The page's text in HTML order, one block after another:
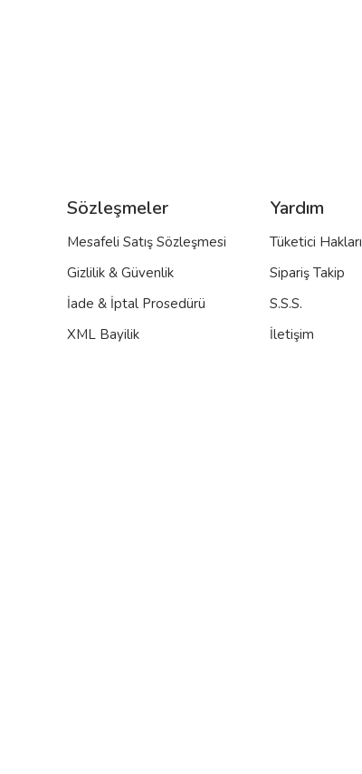
Sözleşmeler
Mesafeli Satış Sözleşmesi
Gizlilik & Güvenlik
İade & İptal Prosedürü
XML Bayilik
Yardım
Tüketici Hakları
Sipariş Takip
S.S.S.
İletişim